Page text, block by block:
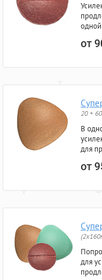
одной
от
20 +
В
для
от
для